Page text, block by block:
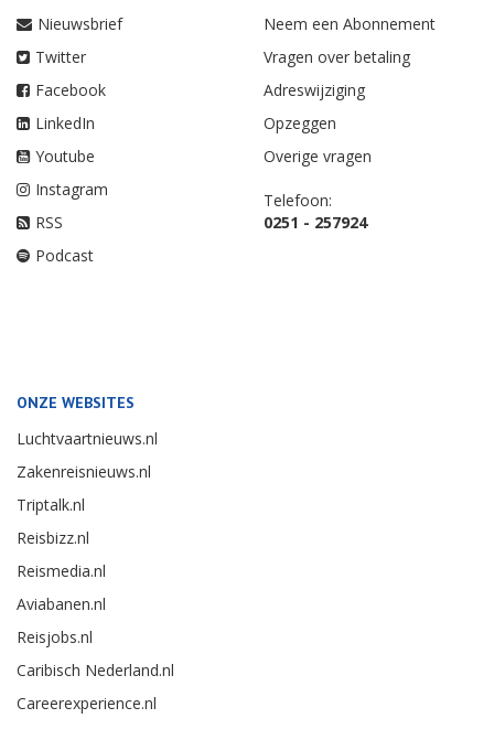
Nieuwsbrief
Twitter
Facebook
LinkedIn
Youtube
Instagram
RSS
Podcast
Neem een Abonnement
Vragen over betaling
Adreswijziging
Opzeggen
Overige vragen
Telefoon:
0251 - 257924
ONZE WEBSITES
Luchtvaartnieuws.nl
Zakenreisnieuws.nl
Triptalk.nl
Reisbizz.nl
Reismedia.nl
Aviabanen.nl
Reisjobs.nl
Caribisch Nederland.nl
Careerexperience.nl